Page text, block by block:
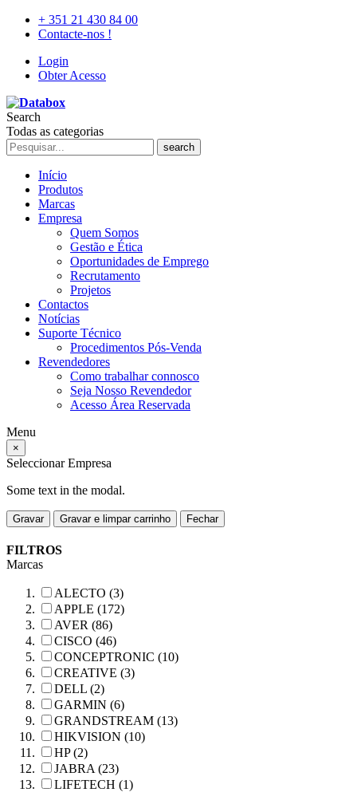
+ 351 21 430 84 00
Contacte-nos !
Login
Obter Acesso
Search
Todas as categorias
search
Início
Produtos
Marcas
Empresa
Quem Somos
Gestão e Ética
Oportunidades de Emprego
Recrutamento
Projetos
Contactos
Notícias
Suporte Técnico
Procedimentos Pós-Venda
Revendedores
Como trabalhar connosco
Seja Nosso Revendedor
Acesso Área Reservada
Menu
×
Seleccionar Empresa
Some text in the modal.
Gravar Gravar e limpar carrinho Fechar
FILTROS
Marcas
ALECTO (3)
APPLE (172)
AVER (86)
CISCO (46)
CONCEPTRONIC (10)
CREATIVE (3)
DELL (2)
GARMIN (6)
GRANDSTREAM (13)
HIKVISION (10)
HP (2)
JABRA (23)
LIFETECH (1)